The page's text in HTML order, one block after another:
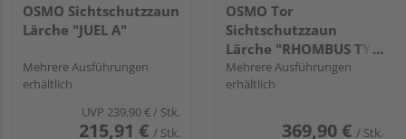
OSMO Sichtschutzzaun
Lärche "JUEL A"
Mehrere Ausführungen
erhältlich
UVP 239,90 €/ Stk.
215,91 € / Stk.
OSMO Tor
Sichtschutzzaun
Lärche "RHOMBUS TYP
B"
Mehrere Ausführungen
erhältlich
369,90 € / Stk.